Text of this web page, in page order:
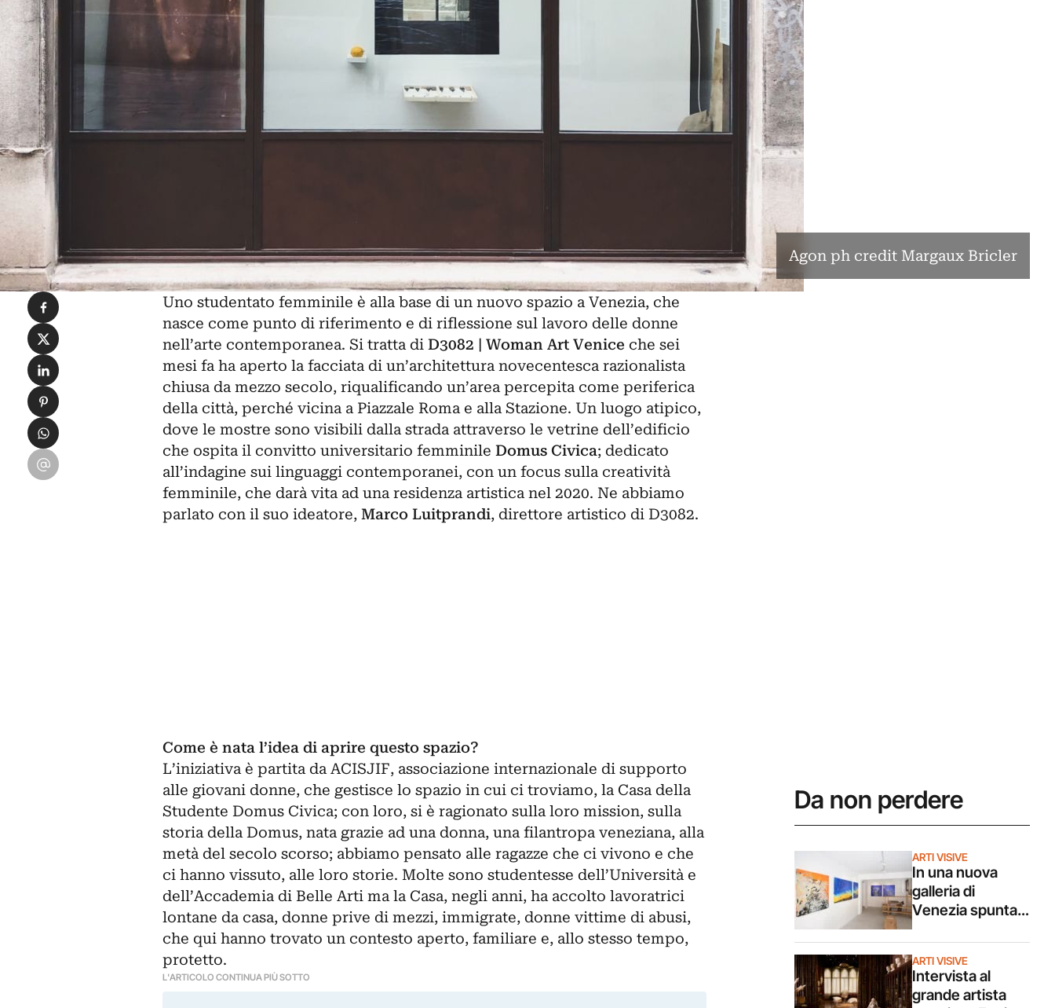
Agon ph credit Margaux Bricler
Uno studentato femminile è alla base di un nuovo spazio a Venezia, che
nasce come punto di riferimento e di riflessione sul lavoro delle donne
nell’arte contemporanea. Si tratta di D3082 | Woman Art Venice che sei
mesi fa ha aperto la facciata di un’architettura novecentesca razionalista
chiusa da mezzo secolo, riqualificando un’area percepita come periferica
della città, perché vicina a Piazzale Roma e alla Stazione. Un luogo atipico,
dove le mostre sono visibili dalla strada attraverso le vetrine dell’edificio
che ospita il convitto universitario femminile Domus Civica; dedicato
all’indagine sui linguaggi contemporanei, con un focus sulla creatività
femminile, che darà vita ad una residenza artistica nel 2020. Ne abbiamo
parlato con il suo ideatore, Marco Luitprandi, direttore artistico di D3082.
Come è nata l’idea di aprire questo spazio?
L’iniziativa è partita da ACISJIF, associazione internazionale di supporto
alle giovani donne, che gestisce lo spazio in cui ci troviamo, la Casa della
Studente Domus Civica; con loro, si è ragionato sulla loro mission, sulla
storia della Domus, nata grazie ad una donna, una filantropa veneziana, alla
metà del secolo scorso; abbiamo pensato alle ragazze che ci vivono e che
ci hanno vissuto, alle loro storie. Molte sono studentesse dell’Università e
dell’Accademia di Belle Arti ma la Casa, negli anni, ha accolto lavoratrici
lontane da casa, donne prive di mezzi, immigrate, donne vittime di abusi,
che qui hanno trovato un contesto aperto, familiare e, allo stesso tempo,
protetto.
L'ARTICOLO CONTINUA PIÙ SOTTO
Da non perdere
ARTI VISIVE
In una nuova
galleria di
Venezia spunta
la mostra di un
artista di 11 anni
ARTI VISIVE
Intervista al
grande artista
Condividi su Facebook
Condividi su X
Condividi su LinkedIn
Condividi su Pinterest
Condividi su WhatsApp
Condividi su Email